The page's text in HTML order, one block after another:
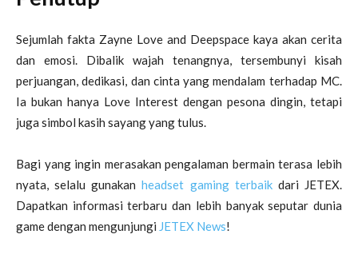
Sejumlah fakta Zayne Love and Deepspace kaya akan cerita
dan emosi. Dibalik wajah tenangnya, tersembunyi kisah
perjuangan, dedikasi, dan cinta yang mendalam terhadap MC.
Ia bukan hanya Love Interest dengan pesona dingin, tetapi
juga simbol kasih sayang yang tulus.
Bagi yang ingin merasakan pengalaman bermain terasa lebih
nyata, selalu gunakanheadset gaming terbaikdari JETEX.
Dapatkan informasi terbaru dan lebih banyak seputar dunia
game dengan mengunjungi JETEX News!